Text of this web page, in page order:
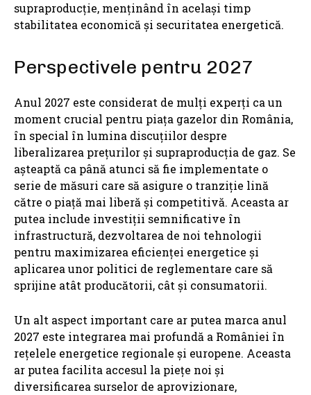
supraproducție, menținând în același timp
stabilitatea economică și securitatea energetică.
Perspectivele pentru 2027
Anul 2027 este considerat de mulți experți ca un
moment crucial pentru piața gazelor din România,
în special în lumina discuțiilor despre
liberalizarea prețurilor și supraproducția de gaz. Se
așteaptă ca până atunci să fie implementate o
serie de măsuri care să asigure o tranziție lină
către o piață mai liberă și competitivă. Aceasta ar
putea include investiții semnificative în
infrastructură, dezvoltarea de noi tehnologii
pentru maximizarea eficienței energetice și
aplicarea unor politici de reglementare care să
sprijine atât producătorii, cât și consumatorii.
Un alt aspect important care ar putea marca anul
2027 este integrarea mai profundă a României în
rețelele energetice regionale și europene. Aceasta
ar putea facilita accesul la piețe noi și
diversificarea surselor de aprovizionare,